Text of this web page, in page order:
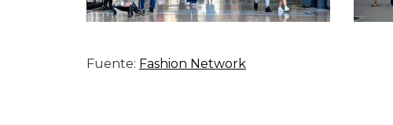
Fuente: Fashion Network